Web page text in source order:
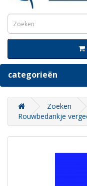
categorieën
Zoeken
Rouwbedankje